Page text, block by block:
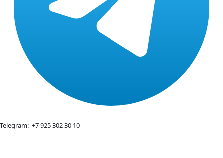
Telegram: +7 925 302 30 10